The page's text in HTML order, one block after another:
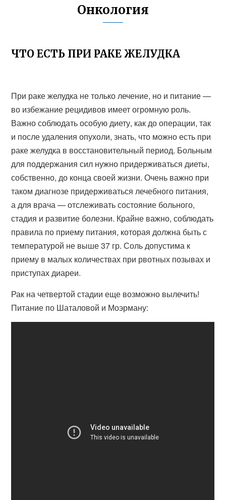
Онкология
ЧТО ЕСТЬ ПРИ РАКЕ ЖЕЛУДКА
При раке желудка не только лечение, но и питание —
во избежание рецидивов имеет огромную роль.
Важно соблюдать особую диету, как до операции, так
и после удаления опухоли, знать, что можно есть при
раке желудка в восстановительный период. Больным
для поддержания сил нужно придерживаться диеты,
собственно, до конца своей жизни. Очень важно при
таком диагнозе придерживаться лечебного питания,
а для врача — отслеживать состояние больного,
стадия и развитие болезни. Крайне важно, соблюдать
правила по приему питания, которая должна быть с
температурой не выше 37 гр. Соль допустима к
приему в малых количествах при рвотных позывах и
приступах диареи.
Рак на четвертой стадии еще возможно вылечить!
Питание по Шаталовой и Моэрману: